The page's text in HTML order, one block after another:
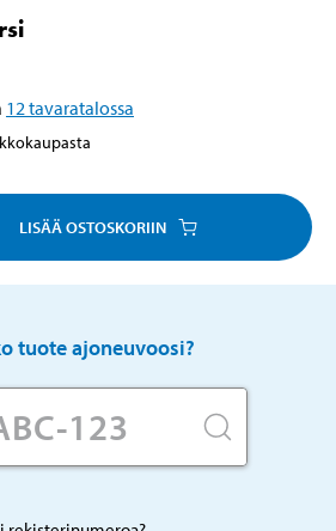
12 tavaratalossa
LISÄÄ OSTOSKORIIN
tuote ajoneuvoosi?